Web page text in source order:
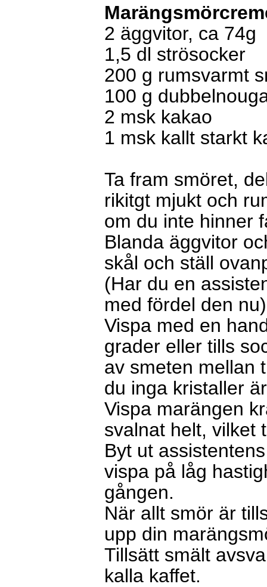
2 äggvitor, ca 74g
1,5 dl strösocker
200 g rumsvarmt
100 g
2 msk kakao
1 msk kallt starkt
Ta fram smöret,
rikitgt mjukt och
om du inte hinner
Blanda äggvitor
skål och ställ
(Har du en
med fördel den
Vispa med en
grader eller tills
av smeten mellan
du inga kristaller
Vispa marängen
svalnat helt, vilket
Byt ut
vispa på låg
gången.
När allt smör är
upp din
Tillsätt smält
kalla kaffet.